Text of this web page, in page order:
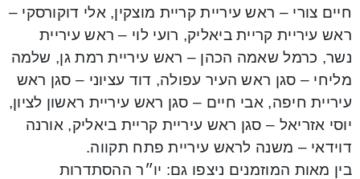
חיים צורי – ראש עיריית קריית מוצקין, אלי דוקורסקי –
ראש עיריית קריית ביאליק, רועי לוי – ראש עיריית
נשר, כרמל שאמה הכהן – ראש עיריית רמת גן, שלמה
מליחי – סגן ראש העיר עפולה, דוד עציוני – סגן ראש
עיריית חיפה, אבי חיים – סגן ראש עיריית ראשון לציון,
יוסי אזריאל – סגן ראש עיריית קריית ביאליק, אורנה
דוידאי – משנה לראש עיריית פתח תקווה.
בין מאות המוזמנים ניצפו גם: יו״ר ההסתדרות